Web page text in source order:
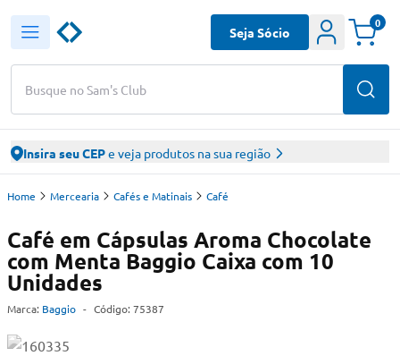
Busque no Sam's Club
Seja Sócio
0
Insira seu CEPe veja produtos na sua região
Home Mercearia Cafés e Matinais Café
Café em Cápsulas Aroma Chocolate
com Menta Baggio Caixa com 10
Unidades
Marca: Baggio - Código: 75387